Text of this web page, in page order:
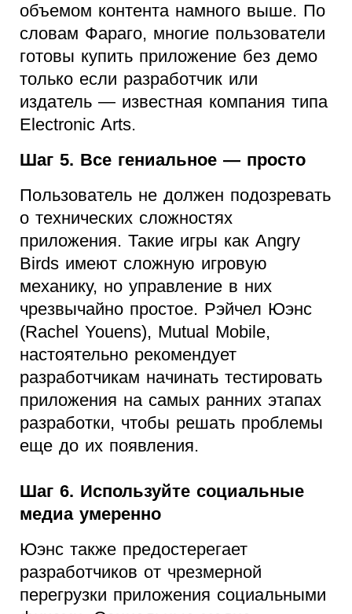
объемом контента намного выше. По
словам Фараго, многие пользователи
готовы купить приложение без демо
только если разработчик или
издатель — известная компания типа
Electronic Arts.
Шаг 5. Все гениальное — просто
Пользователь не должен подозревать
о технических сложностях
приложения. Такие игры как Angry
Birds имеют сложную игровую
механику, но управление в них
чрезвычайно простое. Рэйчел Юэнс
(Rachel Youens), Mutual Mobile,
настоятельно рекомендует
разработчикам начинать тестировать
приложения на самых ранних этапах
разработки, чтобы решать проблемы
еще до их появления.
Шаг 6. Используйте социальные
медиа умеренно
Юэнс также предостерегает
разработчиков от чрезмерной
перегрузки приложения социальными